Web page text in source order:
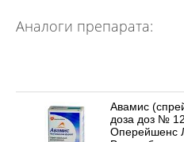
Аналоги препарата:
Авамис
доза доз № 120
Оперейшенс